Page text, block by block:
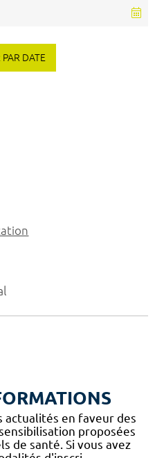
actualités en faveur des
proposées
de santé. Si vous avez
PAR DATE